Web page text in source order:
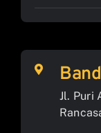
Jl. Puri